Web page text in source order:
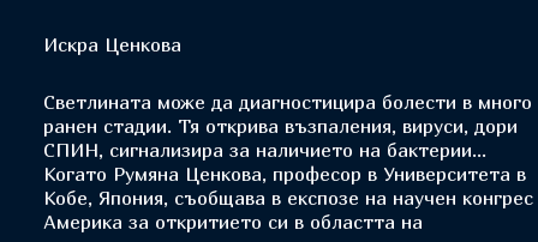
Искра Ценкова
Светлината може да диагностицира болести в много
ранен стадии. Тя открива възпаления, вируси, дори
СПИН, сигнализира за наличието на бактерии...
Когато Румяна Ценкова, професор в Университета в
Кобе, Япония, съобщава в експозе на научен конгрес
Америка за откритието си в областта на